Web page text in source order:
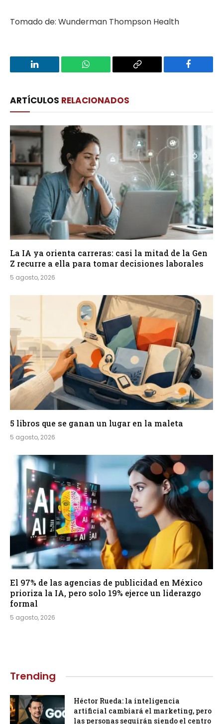
Tomado de: Wunderman Thompson Health
LinkedIn WhatsApp
Copy
Facebook
ARTÍCULOS RELACIONADOS
La IA ya orienta carreras: casi la mitad de la Gen
Z recurre a ella para tomar decisiones laborales
5 agosto, 2026
5 libros que se ganan un lugar en la maleta
5 agosto, 2026
El 97% de las agencias de publicidad en México
prioriza la IA, pero solo 19% ejerce un liderazgo
formal
5 agosto, 2026
Trending
Héctor Rueda: la inteligencia
artificial cambiará el marketing, pero
las personas seguirán siendo el centro